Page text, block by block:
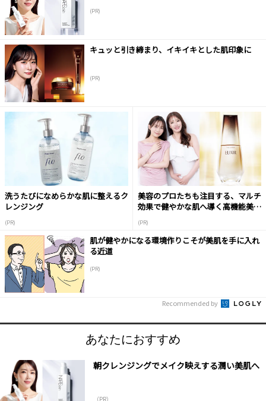
(PR)
キュッと引き締まり、イキイキとした肌印象に
(PR)
洗うたびになめらかな肌に整えるク
レンジング
(PR)
美容のプロたちも注目する、マルチ
効果で健やかな肌へ導く高機能美容
(PR)
肌が健やかになる環境作りこそが美肌を手に入れ
る近道
(PR)
Recommended by
あなたにおすすめ
朝クレンジングでメイク映えする潤い美肌へ
（PR）